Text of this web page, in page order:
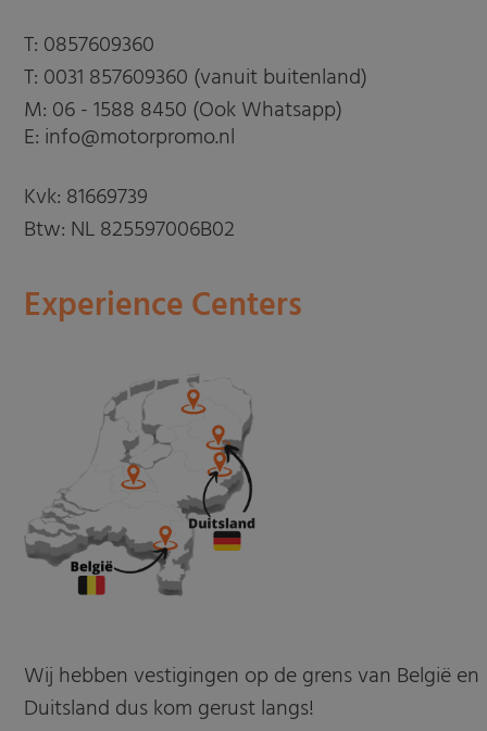
T: 0857609360
T: 0031 857609360 (vanuit buitenland)
M: 06 - 1588 8450 (Ook Whatsapp)
E: info@motorpromo.nl
Kvk: 81669739
Btw: NL 825597006B02
Experience Centers
Wij hebben vestigingen op de grens van België en
Duitsland dus kom gerust langs!